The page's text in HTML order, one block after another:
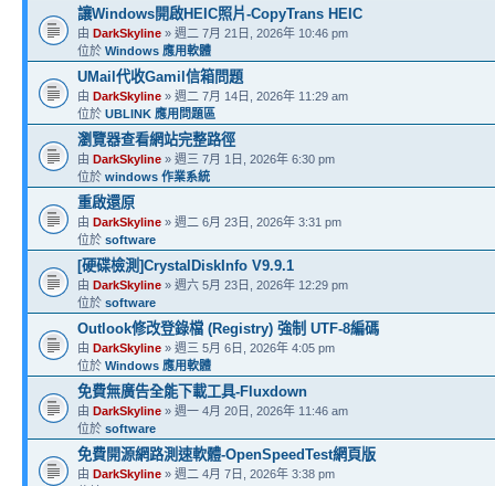
讓Windows開啟HEIC照片-CopyTrans HEIC
由 DarkSkyline » 週二 7月 21日, 2026年 10:46 pm
位於 Windows 應用軟體
UMail代收Gamil信箱問題
由 DarkSkyline » 週二 7月 14日, 2026年 11:29 am
位於 UBLINK 應用問題區
瀏覽器查看網站完整路徑
由 DarkSkyline » 週三 7月 1日, 2026年 6:30 pm
位於 windows 作業系統
重啟還原
由 DarkSkyline » 週二 6月 23日, 2026年 3:31 pm
位於 software
[硬碟檢測]CrystalDiskInfo V9.9.1
由 DarkSkyline » 週六 5月 23日, 2026年 12:29 pm
位於 software
Outlook修改登錄檔 (Registry) 強制 UTF-8編碼
由 DarkSkyline » 週三 5月 6日, 2026年 4:05 pm
位於 Windows 應用軟體
免費無廣告全能下載工具-Fluxdown
由 DarkSkyline » 週一 4月 20日, 2026年 11:46 am
位於 software
免費開源網路測速軟體-OpenSpeedTest網頁版
由 DarkSkyline » 週二 4月 7日, 2026年 3:38 pm